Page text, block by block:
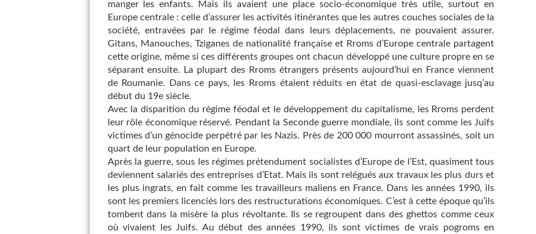
manger les enfants. Mais ils avaient une place socio-économique très utile, surtout en
Europe centrale : celle d’assurer les activités itinérantes que les autres couches sociales de la
société, entravées par le régime féodal dans leurs déplacements, ne pouvaient assurer.
Gitans, Manouches, Tziganes de nationalité française et Rroms d’Europe centrale partagent
cette origine, même si ces différents groupes ont chacun développé une culture propre en se
séparant ensuite. La plupart des Rroms étrangers présents aujourd’hui en France viennent
de Roumanie. Dans ce pays, les Rroms étaient réduits en état de quasi-esclavage jusq’au
début du 19e siècle.
Avec la disparition du régime féodal et le développement du capitalisme, les Rroms perdent
leur rôle économique réservé. Pendant la Seconde guerre mondiale, ils sont comme les Juifs
victimes d’un génocide perpétré par les Nazis. Près de 200 000 mourront assassinés, soit un
quart de leur population en Europe.
Après la guerre, sous les régimes prétendument socialistes d’Europe de l’Est, quasiment tous
deviennent salariés des entreprises d’Etat. Mais ils sont relégués aux travaux les plus durs et
les plus ingrats, en fait comme les travailleurs maliens en France. Dans les années 1990, ils
sont les premiers licenciés lors des restructurations économiques. C’est à cette époque qu’ils
tombent dans la misère la plus révoltante. Ils se regroupent dans des ghettos comme ceux
où vivaient les Juifs. Au début des années 1990, ils sont victimes de vrais pogroms en